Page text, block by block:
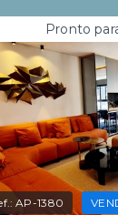
Pronto
AP-1380